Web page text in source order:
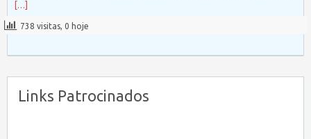
[…]
738 visitas, 0 hoje
Links Patrocinados